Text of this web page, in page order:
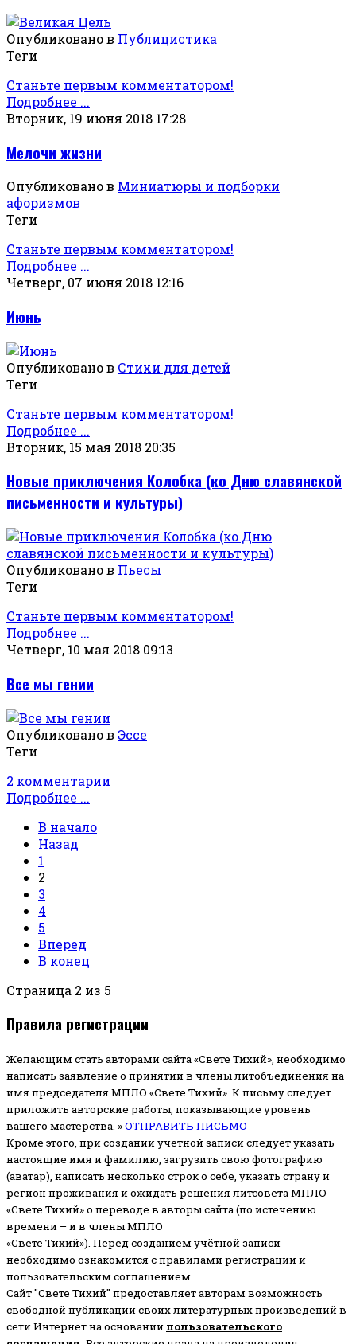
Опубликовано в Публицистика
Теги
Станьте первым комментатором!
Подробнее ...
Вторник, 19 июня 2018 17:28
Мелочи жизни
Опубликовано в Миниатюры и подборки
афоризмов
Теги
Станьте первым комментатором!
Подробнее ...
Четверг, 07 июня 2018 12:16
Июнь
Опубликовано в Стихи для детей
Теги
Станьте первым комментатором!
Подробнее ...
Вторник, 15 мая 2018 20:35
Новые приключения Колобка (ко Дню славянской
письменности и культуры)
Опубликовано в Пьесы
Теги
Станьте первым комментатором!
Подробнее ...
Четверг, 10 мая 2018 09:13
Все мы гении
Опубликовано в Эссе
Теги
2 комментарии
Подробнее ...
В начало
Назад
1
2
3
4
5
Вперед
В конец
Страница 2 из 5
Правила регистрации
Желающим стать авторами сайта «Свете Тихий», необходимо
написать заявление о принятии в члены литобъединения на
имя председателя МПЛО «Свете Тихий». К письму следует
приложить авторские работы, показывающие уровень
вашего мастерства. »ОТПРАВИТЬ ПИСЬМО
Кроме этого, при создании учетной записи следует указать
настоящие имя и фамилию, загрузить свою фотографию
(аватар), написать несколько строк о себе, указать страну и
регион проживания и ожидать решения литсовета МПЛО
«Свете Тихий» о переводе в авторы сайта (по истечению
времени – и в члены МПЛО
«Свете Тихий»). Перед созданием учётной записи
необходимо ознакомится с правилами регистрации и
пользовательским соглашением.
Сайт "Свете Тихий" предоставляет авторам возможность
свободной публикации своих литературных произведений в
сети Интернет на основании пользовательского